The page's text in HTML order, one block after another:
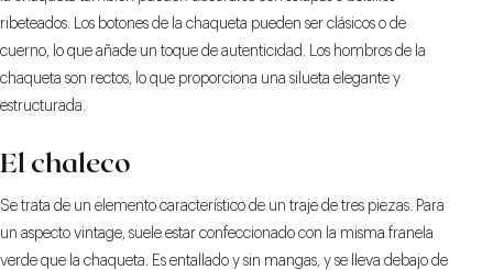
ribeteados. Los botones de la chaqueta pueden ser clásicos o de
cuerno, lo que añade un toque de autenticidad. Los hombros de la
chaqueta son rectos, lo que proporciona una silueta elegante y
estructurada.
El chaleco
Se trata de un elemento característico de un traje de tres piezas. Para
un aspecto vintage, suele estar confeccionado con la misma franela
verde que la chaqueta. Es entallado y sin mangas, y se lleva debajo de